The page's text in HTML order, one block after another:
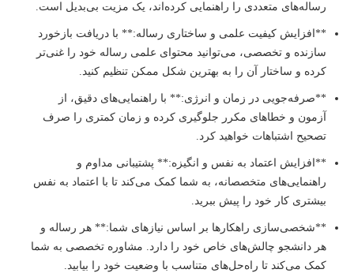
رساله‌های متعددی را راهنمایی کرده‌اند، یک مزیت بی‌بدیل است.
**افزایش کیفیت علمی و ساختاری رساله:** با دریافت بازخورد
سازنده و تخصصی، می‌توانید محتوای علمی رساله خود را غنی‌تر
کرده و ساختار آن را به بهترین شکل ممکن تنظیم کنید.
**صرفه‌جویی در زمان و انرژی:** با راهنمایی‌های دقیق، از
آزمون و خطاهای مکرر جلوگیری کرده و زمان کمتری را صرف
تصحیح اشتباهات خواهید کرد.
**افزایش اعتماد به نفس و انگیزه:** پشتیبانی مداوم و
راهنمایی‌های متخصصانه، به شما کمک می‌کند تا با اعتماد به نفس
بیشتری کار خود را پیش ببرید.
**شخصی‌سازی راهکارها بر اساس نیازهای شما:** هر رساله و
هر دانشجو چالش‌های خاص خود را دارد. مشاوره تخصصی به شما
کمک می‌کند تا راه‌حل‌های متناسب با وضعیت خود را بیابید.